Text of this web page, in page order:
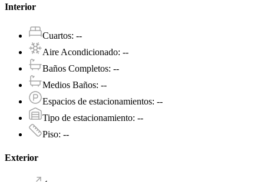
Interior
Cuartos: --
Aire Acondicionado: --
Baños Completos: --
Medios Baños: --
Espacios de estacionamientos: --
Tipo de estacionamiento: --
Piso: --
Exterior